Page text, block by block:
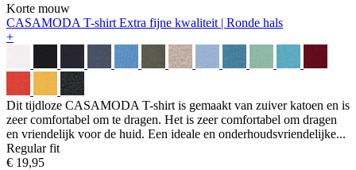
Korte mouw
CASAMODA T-shirt Extra fijne kwaliteit | Ronde hals
+
Dit tijdloze CASAMODA T-shirt is gemaakt van zuiver katoen en is
zeer comfortabel om te dragen. Het is zeer comfortabel om dragen
en vriendelijk voor de huid. Een ideale en onderhoudsvriendelijke...
Regular fit
€ 19,95